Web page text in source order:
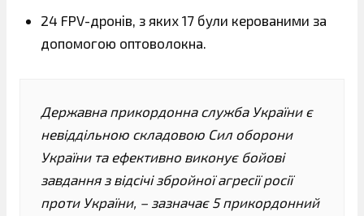
24 FPV-дронів, з яких 17 були керованими за
допомогою оптоволокна.
Державна прикордонна служба України є
невіддільною складовою Сил оборони
України та ефективно виконує бойові
завдання з відсічі збройної агресії росії
проти України, – зазначає 5 прикордонний